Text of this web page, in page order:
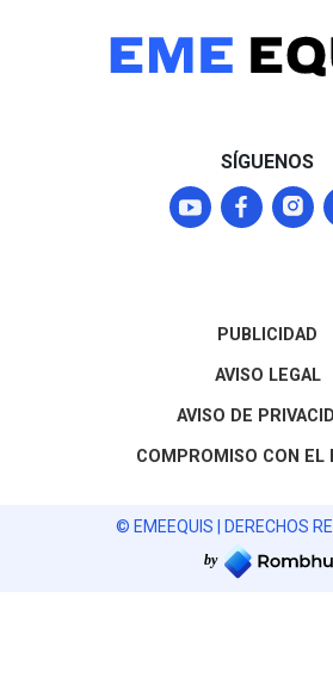
negociaciones para
normalizar los envíos que
SÍGUENOS
PUBLICIDAD
AVISO LEGAL
AVISO DE
COMPROMISO CON EL
© EMEEQUIS | DERECHOS
by